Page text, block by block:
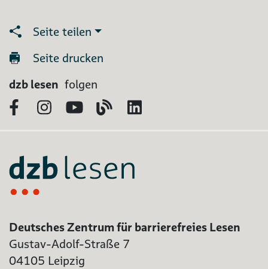
Seite teilen
Seite drucken
dzb lesen folgen
FacebookInstagram
YouTubeBlog
Deutsches Zentrum für barrierefreies Lesen
Gustav-Adolf-Straße 7
04105 Leipzig